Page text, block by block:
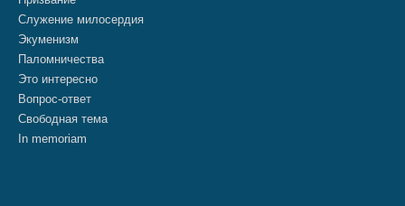
Служение милосердия
Экуменизм
Паломничества
Это интересно
Вопрос-ответ
Свободная тема
In memoriam